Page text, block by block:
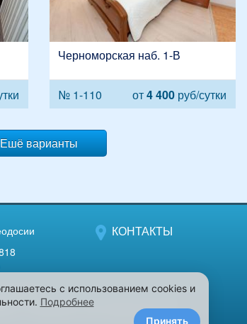
94
Черноморская наб. 1-В
№ 1-110 от4 400руб/сутки
Ешё варианты
КОНТАКТЫ
лето".
г. Феодосия, б-р Старшинова, 25
с использованием cookies и
Подробнее
Принять